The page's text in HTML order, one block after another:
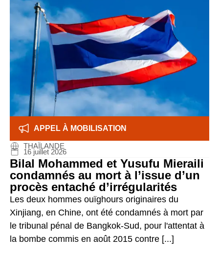
APPEL À MOBILISATION
THAÏLANDE
16 juillet 2026
Bilal Mohammed et Yusufu Mieraili
condamnés au mort à l’issue d’un
procès entaché d’irrégularités
Les deux hommes ouïghours originaires du
Xinjiang, en Chine, ont été condamnés à mort par
le tribunal pénal de Bangkok-Sud, pour l'attentat à
la bombe commis en août 2015 contre [...]